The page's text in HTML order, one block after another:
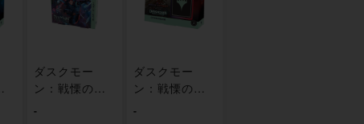
ダスクモー
ン：戦慄の館
-
ダスクモー
ン：戦慄の館
-